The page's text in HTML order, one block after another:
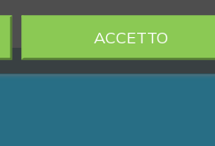
ACCETTO